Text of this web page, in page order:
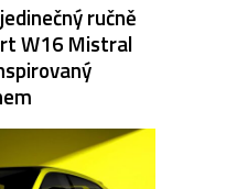
ručně
W16 Mistral